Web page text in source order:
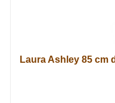
Laura Ashley 85 cm